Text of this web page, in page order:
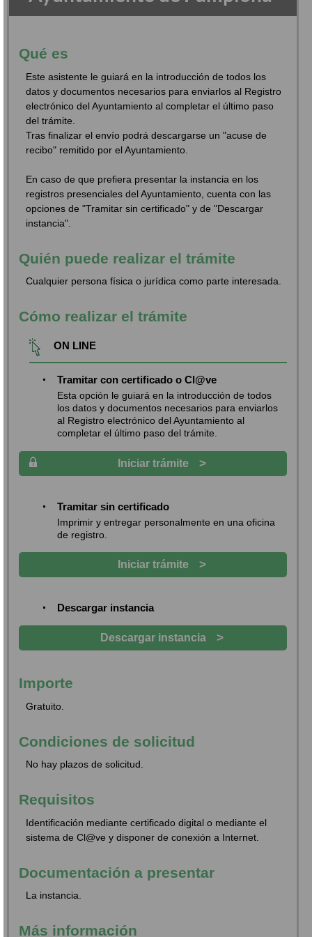
Qué es
Este asistente le guiará en la introducción de todos los
datos y documentos necesarios para enviarlos al Registro
electrónico del Ayuntamiento al completar el último paso
del trámite.
Tras finalizar el envío podrá descargarse un "acuse de
recibo" remitido por el Ayuntamiento.
En caso de que prefiera presentar la instancia en los
registros presenciales del Ayuntamiento, cuenta con las
opciones de "Tramitar sin certificado" y de "Descargar
instancia".
Quién puede realizar el trámite
Cualquier persona física o jurídica como parte interesada.
Cómo realizar el trámite
ON LINE
Tramitar con certificado o Cl@ve
Esta opción le guiará en la introducción de todos
los datos y documentos necesarios para enviarlos
al Registro electrónico del Ayuntamiento al
completar el último paso del trámite.
Iniciar trámite >
Tramitar sin certificado
Imprimir y entregar personalmente en una oficina
de registro.
Iniciar trámite >
Descargar instancia
Descargar instancia >
Importe
Gratuito.
Condiciones de solicitud
No hay plazos de solicitud.
Requisitos
Identificación mediante certificado digital o mediante el
sistema de Cl@ve y disponer de conexión a Internet.
Documentación a presentar
La instancia.
Más información